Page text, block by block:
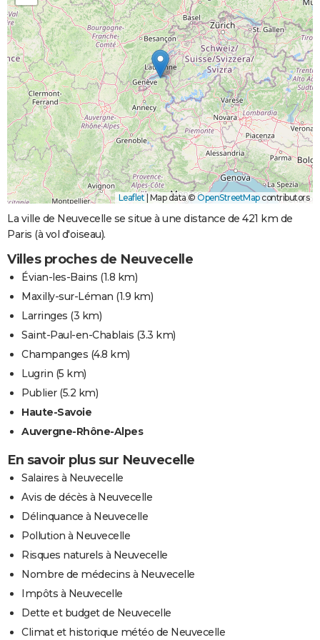
Leaflet Map data ©OpenStreetMapcontributors
La ville de Neuvecelle se situe à une distance de 421 km de
Paris (à vol d'oiseau).
Villes proches de Neuvecelle
Évian-les-Bains (1.8 km)
Maxilly-sur-Léman (1.9 km)
Larringes (3 km)
Saint-Paul-en-Chablais (3.3 km)
Champanges (4.8 km)
Lugrin (5 km)
Publier(5.2 km)
Haute-Savoie
Auvergne-Rhône-Alpes
En savoir plus sur Neuvecelle
Salaires à Neuvecelle
Avis de décès à Neuvecelle
Délinquance à Neuvecelle
Pollution à Neuvecelle
Risques naturels à Neuvecelle
Nombre de médecins à Neuvecelle
Impôts à Neuvecelle
Dette et budget de Neuvecelle
Climat et historique météo de Neuvecelle